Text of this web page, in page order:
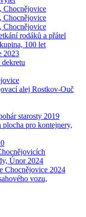
Chocnějovice
Chocnějovice
Chocnějovice
rodáků a přátel
100 let
2023
alej Rostkov-Ouč
starosty 2019
plocha pro kontejnery,
Únor 2024
Chocnějovice 2024
vozu,